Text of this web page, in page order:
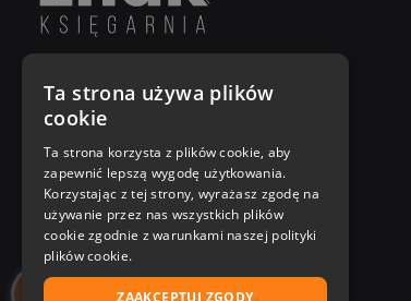
Poniedziałek - Piątek
8:00 - 18:00
[email protected]
Bądź z nami na bieżąco
Ta strona używa plików
cookie
Ta strona korzysta z plików cookie, aby
zapewnić lepszą wygodę użytkowania.
Korzystając z tej strony, wyrażasz zgodę na
używanie przez nas wszystkich plików
cookie zgodnie z warunkami naszej polityki
plików cookie.
ZAAKCEPTUJ ZGODY